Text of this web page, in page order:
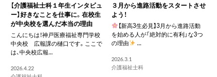
【介護福祉士科１年生インタビュ
ー】好きなことを仕事に。在校生
が中央校を選んだ本当の理由
こんにちは！神戸医療福祉専門学校
中央校 広報課の樋口です。ここで
は、中央校広報...
2026.4.22
３月から進路活動をスタートさせ
よう！
【新高3生必見】3月から進路活動
を始める人が「絶対的に有利」な3つ
の理由
...
2026.3.1
介護福祉士科